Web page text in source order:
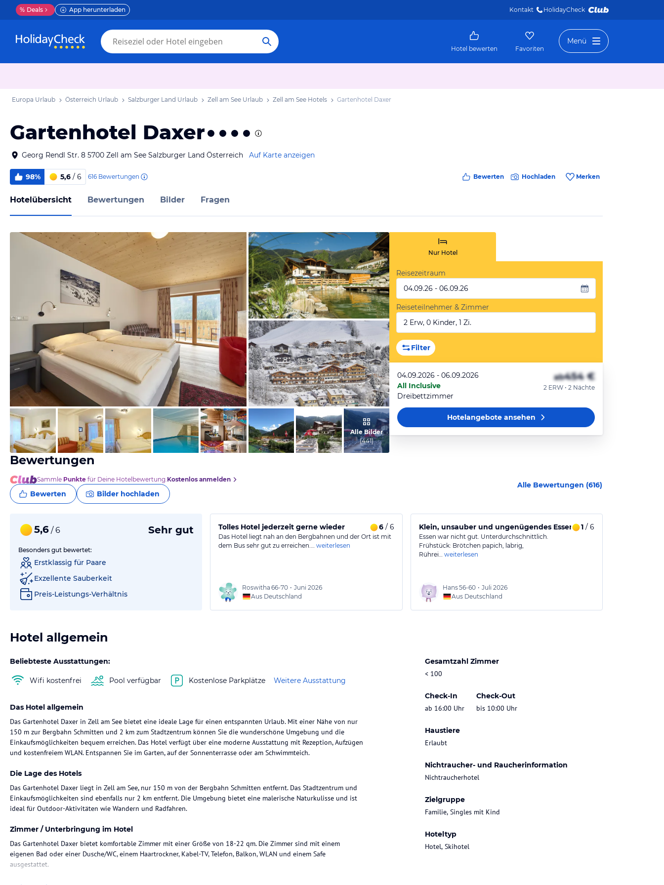
% Deals App herunterladen Kontakt HolidayCheck
Hotel bewerten Favoriten
Menü
Europa Urlaub Österreich Urlaub Salzburger Land Urlaub Zell am See Urlaub Zell am See Hotels Gartenhotel Daxer
Gartenhotel Daxer
Georg Rendl Str. 8 5700 Zell am See Salzburger Land Österreich Auf Karte anzeigen
98% 5,6 / 6 616 Bewertungen Bewerten Hochladen Merken
Hotelübersicht Bewertungen Bilder Fragen
vom Hotelier, Oktober 2016
vom Hotelier, Oktober 2016
vom Hotelier, Oktober 2016
Alle Bilder
(441)
Nur Hotel
Reisezeitraum
04.09.26 - 06.09.26
Reiseteilnehmer & Zimmer
2 Erw, 0 Kinder, 1 Zi.
Filter
04.09.2026 - 06.09.2026
All Inclusive
Dreibettzimmer
ab454 €
2 ERW • 2 Nächte
Hotelangeboteansehen
Bewertungen
Sammle Punkte für Deine Hotelbewertung.Kostenlos anmelden
Bewerten Bilder hochladen
Alle Bewertungen (616)
5,6 / 6 Sehr gut
Besonders gut bewertet:
Erstklassig für Paare
Exzellente Sauberkeit
Preis-Leistungs-Verhältnis
Tolles Hotel jederzeit gerne wieder 6/ 6
Das Hotel liegt nah an den Bergbahnen und der Ort ist mit
dem Bus sehr gut zu erreichen.… weiterlesen
Roswitha 66-70 • Juni 2026
Aus Deutschland
Klein, unsauber und ungenügendes Essen beim Aufenthalt
1/ 6
Essen war nicht gut. Unterdurchschnittlich.
Frühstück: Brötchen papich, labrig,
Rührei… weiterlesen
Hans56-60 • Juli 2026
Aus Deutschland
Hotel allgemein
Beliebteste Ausstattungen:
Wifi kostenfrei Pool verfügbar Kostenlose Parkplätze Weitere Ausstattung
Gesamtzahl Zimmer
< 100
Check-In
ab 16:00 Uhr
Check-Out
bis 10:00 Uhr
Haustiere
Erlaubt
Nichtraucher- und Raucherinformation
Nichtraucherhotel
Zielgruppe
Familie, Singles mit Kind
Hoteltyp
Hotel, Skihotel
Das Hotel allgemein
Das Gartenhotel Daxer in Zell am See bietet eine ideale Lage für einen entspannten Urlaub. Mit einer Nähe von nur
150 m zur Bergbahn Schmitten und 2 km zum Stadtzentrum können Sie die wunderschöne Umgebung und die
Einkaufsmöglichkeiten bequem erreichen. Das Hotel verfügt über eine moderne Ausstattung mit Rezeption, Aufzügen
und kostenfreiem WLAN. Entspannen Sie im Garten, auf der Sonnenterrasse oder am Schwimmteich.
Die Lage des Hotels
Das Gartenhotel Daxer liegt in Zell am See, nur 150 m von der Bergbahn Schmitten entfernt. Das Stadtzentrum und
Einkaufsmöglichkeiten sind ebenfalls nur 2 km entfernt. Die Umgebung bietet eine malerische Naturkulisse und ist
ideal für Outdoor-Aktivitäten wie Wandern und Radfahren.
Zimmer / Unterbringung im Hotel
Das Gartenhotel Daxer bietet komfortable Zimmer mit einer Größe von 18-22 qm. Die Zimmer sind mit einem
eigenen Bad oder einer Dusche/WC, einem Haartrockner, Kabel-TV, Telefon, Balkon, WLAN und einem Safe
ausgestattet.